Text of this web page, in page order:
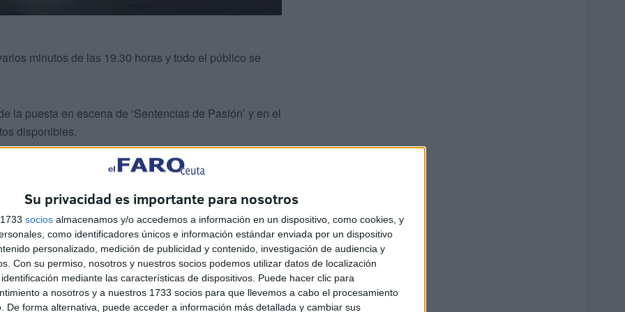
Su privacidad es importante para nosotros
socios almacenamos y/o accedemos a información en un dispositivo, como cookies, y
como identificadores únicos e información estándar enviada por un dispositivo
personalizado, medición de publicidad y contenido, investigación de audiencia y
Con su permiso, nosotros y nuestros socios podemos utilizar datos de localización
mediante las características de dispositivos. Puede hacer clic para
a nosotros y a nuestros 1733 socios para que llevemos a cabo el procesamiento
De forma alternativa, puede acceder a información más detallada y cambiar sus
minutos de las 19.30 horas y todo el público se
la puesta en escena de ‘Sentencias de Pasión’ y en el
disponibles.
el escenario han aparecido un grupo de bailaores